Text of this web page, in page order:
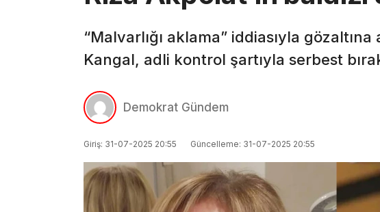
“Malvarlığı aklama” iddiasıyla gözaltına
Kangal, adli kontrol şartıyla serbest
Demokrat Gündem
Giriş: 31-07-2025 20:55 Güncelleme: 31-07-2025 20:55